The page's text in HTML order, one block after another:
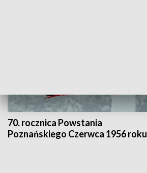
70. rocznica Powstania
Poznańskiego Czerwca 1956 roku